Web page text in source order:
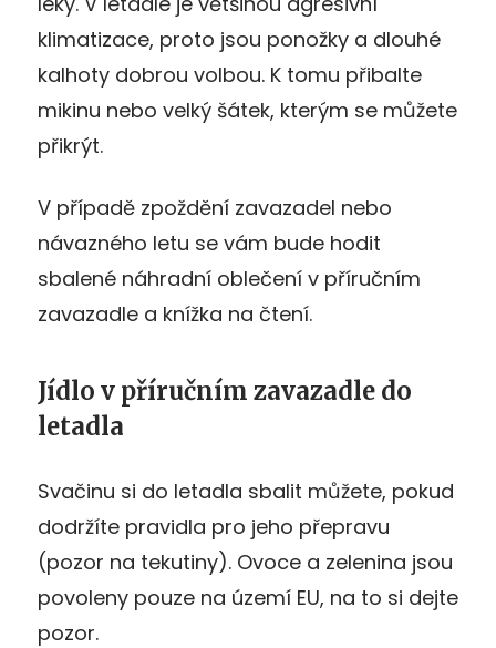
klimatizace, proto jsou ponožky a dlouhé
kalhoty dobrou volbou. K tomu přibalte
mikinu nebo velký šátek, kterým se můžete
přikrýt.
V případě zpoždění zavazadel nebo
návazného letu se vám bude hodit
sbalené náhradní oblečení v příručním
zavazadle a knížka na čtení.
Jídlo v příručním zavazadle do
letadla
Svačinu si do letadla sbalit můžete, pokud
dodržíte pravidla pro jeho přepravu
(pozor na tekutiny). Ovoce a zelenina jsou
povoleny pouze na území EU, na to si dejte
pozor.